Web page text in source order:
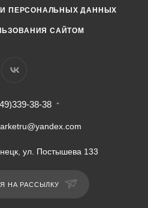
ПЕРСОНАЛЬНЫХ ДАННЫХ
САЙТОМ
38-38
ул. Постышева 133
НА РАССЫЛКУ